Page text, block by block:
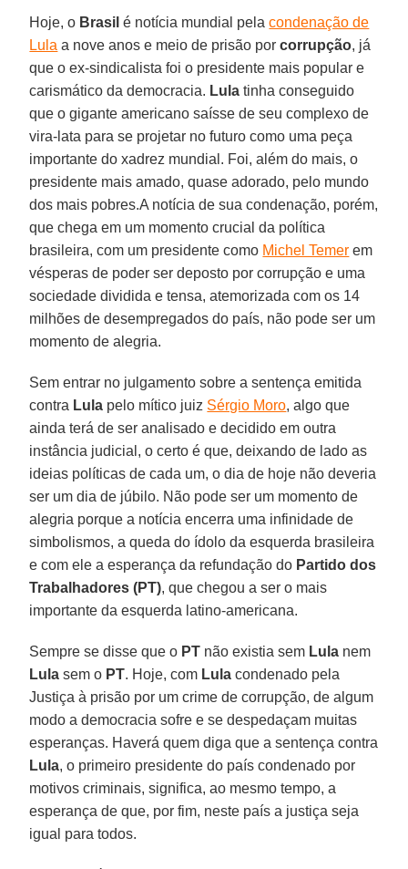
Hoje, o Brasil é notícia mundial pelacondenação de
Lula a nove anos e meio de prisão porcorrupção, já
que o ex-sindicalista foi o presidente mais popular e
carismático da democracia. Lula tinha conseguido
que o gigante americano saísse de seu complexo de
vira-lata para se projetar no futuro como uma peça
importante do xadrez mundial. Foi, além do mais, o
presidente mais amado, quase adorado, pelo mundo
dos mais pobres.A notícia de sua condenação, porém,
que chega em um momento crucial da política
brasileira, com um presidente como Michel Temer em
vésperas de poder ser deposto por corrupção e uma
sociedade dividida e tensa, atemorizada com os 14
milhões de desempregados do país, não pode ser um
momento de alegria.
Sem entrar no julgamento sobre a sentença emitida
contra Lula pelo mítico juiz Sérgio Moro, algo que
ainda terá de ser analisado e decidido em outra
instância judicial, o certo é que, deixando de lado as
ideias políticas de cada um, o dia de hoje não deveria
ser um dia de júbilo. Não pode ser um momento de
alegria porque a notícia encerra uma infinidade de
simbolismos, a queda do ídolo da esquerda brasileira
e com ele a esperança da refundação do Partido dos
Trabalhadores (PT), que chegou a ser o mais
importante da esquerda latino-americana.
Sempre se disse que o PT não existia sem Lula nem
Lula sem o PT. Hoje, com Lula condenado pela
Justiça à prisão por um crime de corrupção, de algum
modo a democracia sofre e se despedaçam muitas
esperanças. Haverá quem diga que a sentença contra
Lula, o primeiro presidente do país condenado por
motivos criminais, significa, ao mesmo tempo, a
esperança de que, por fim, neste país a justiça seja
igual para todos.